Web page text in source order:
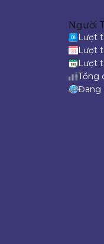
Người
Lượt
Lượt
Lượt
Tổng
Đang